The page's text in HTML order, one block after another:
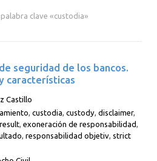
2002 2001 2000
clave «custodia»
seguridad de los bancos.
características
Castillo
,custodia,custody,disclaimer,
,exoneración de responsabilidad,
,responsabilidad objetiv,strict